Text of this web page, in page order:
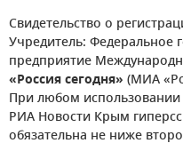
Свидетельство о
Учредитель: Федеральное
предприятие
«Россия сегодня» (МИА
При любом использовании
РИА Новости Крым
обязательна не ниже